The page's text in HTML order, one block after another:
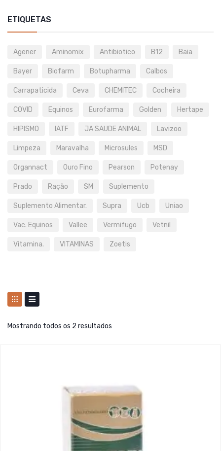
ETIQUETAS
Agener Aminomix Antibiotico B12 Baia
Bayer Biofarm Botupharma Calbos
Carrapaticida Ceva CHEMITEC Cocheira
COVID Equinos Eurofarma Golden Hertape
HIPISMO IATF JA SAUDE ANIMAL Lavizoo
Limpeza Maravalha Microsules MSD
Organnact Ouro Fino Pearson Potenay
Prado Ração SM Suplemento
Suplemento Alimentar. Supra Ucb Uniao
Vac. Equinos Vallee Vermifugo Vetnil
Vitamina. VITAMINAS Zoetis
Mostrando todos os 2 resultados